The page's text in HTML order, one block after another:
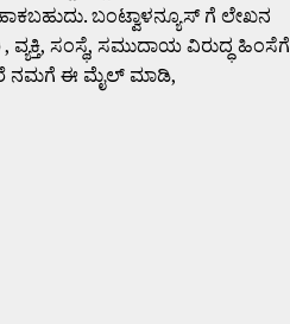
ಬಂಟ್ವಾಳನ್ಯೂಸ್ ಗೆ ಲೇಖನ
ಸಂಸ್ಥೆ, ಸಮುದಾಯ ವಿರುದ್ಧ ಹಿಂಸೆಗೆ
ನಮಗೆ ಈ ಮೈಲ್ ಮಾಡಿ,